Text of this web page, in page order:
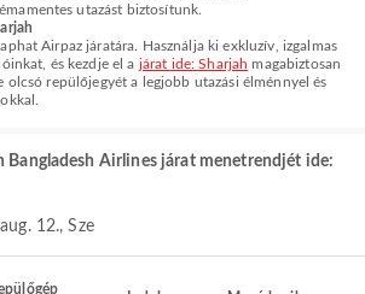
utazást biztosítunk.
Airpaz járatára. Használja ki exkluzív, izgalmas
és kezdje el a járat ide: Sharjah magabiztosan
olcsó repülőjegyét a legjobb utazási élménnyel és
Bangladesh Airlines járat menetrendjét ide:
aug. 12., Sze